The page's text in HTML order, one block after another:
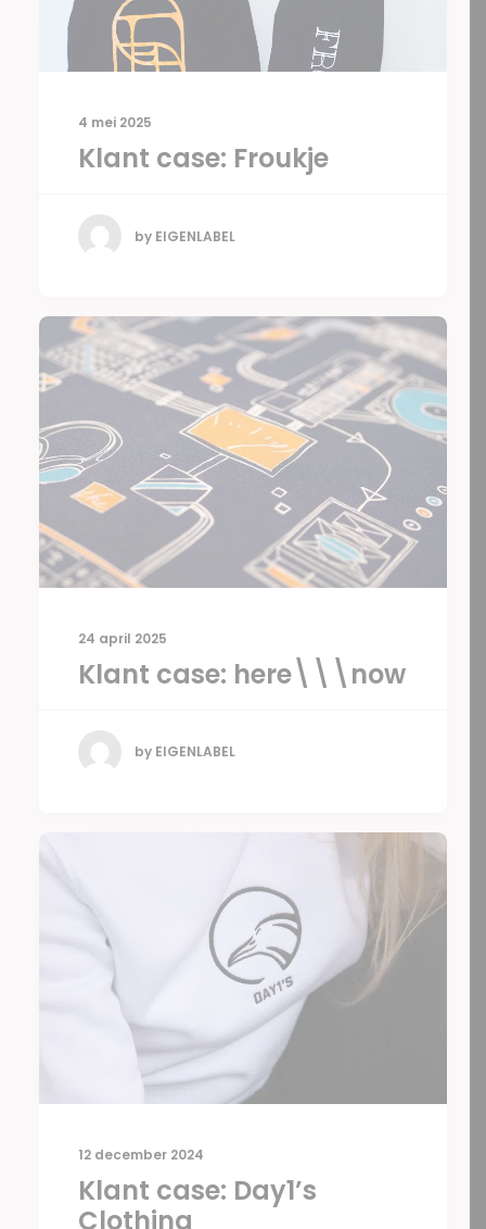
4 mei 2025
Klant case: Froukje
by EIGENLABEL
24 april 2025
Klant case: here\\\now
by EIGENLABEL
12 december 2024
Klant case: Day1’s
Clothing